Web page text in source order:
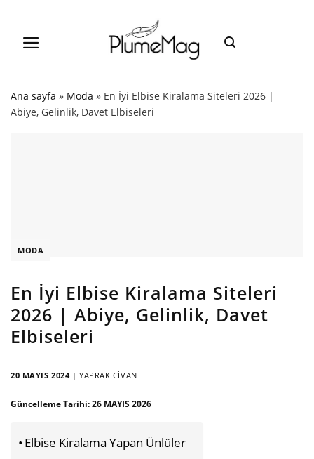
content
Ana sayfa » Moda » En İyi Elbise Kiralama Siteleri 2026 |
Abiye, Gelinlik, Davet Elbiseleri
MODA
En İyi Elbise Kiralama Siteleri
2026 | Abiye, Gelinlik, Davet
Elbiseleri
20 MAYIS 2024| YAPRAK CIVAN
Güncelleme Tarihi:26 MAYIS 2026
Elbise Kiralama Yapan Ünlüler